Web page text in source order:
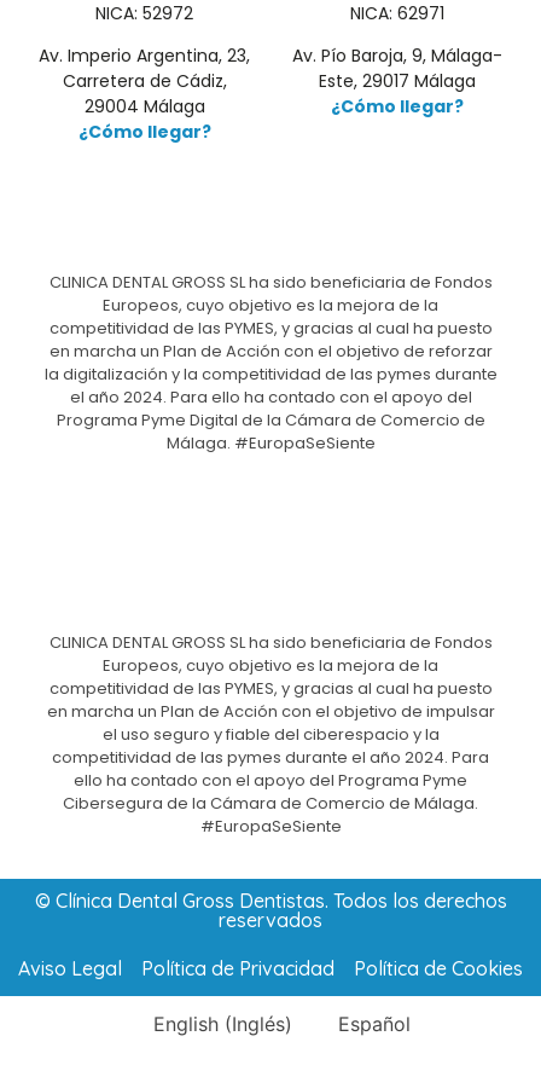
NICA: 52972
Av. Imperio Argentina, 23,
Carretera de Cádiz,
29004 Málaga
¿Cómo llegar?
NICA: 62971
Av. Pío Baroja, 9, Málaga-
Este, 29017 Málaga
¿Cómo llegar?
CLINICA DENTAL GROSS SL ha sido beneficiaria de Fondos
Europeos, cuyo objetivo es la mejora de la
competitividad de las PYMES, y gracias al cual ha puesto
en marcha un Plan de Acción con el objetivo de reforzar
la digitalización y la competitividad de las pymes durante
el año 2024. Para ello ha contado con el apoyo del
Programa Pyme Digital de la Cámara de Comercio de
Málaga. #EuropaSeSiente
CLINICA DENTAL GROSS SL ha sido beneficiaria de Fondos
Europeos, cuyo objetivo es la mejora de la
competitividad de las PYMES, y gracias al cual ha puesto
en marcha un Plan de Acción con el objetivo de impulsar
el uso seguro y fiable del ciberespacio y la
competitividad de las pymes durante el año 2024. Para
ello ha contado con el apoyo del Programa Pyme
Cibersegura de la Cámara de Comercio de Málaga.
#EuropaSeSiente
© Clínica Dental Gross Dentistas. Todos los derechos
reservados
Aviso Legal
Política de Privacidad Política de Cookies
English(Inglés) Español